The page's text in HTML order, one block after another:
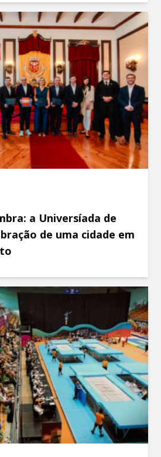
a Universíada de
de uma cidade em